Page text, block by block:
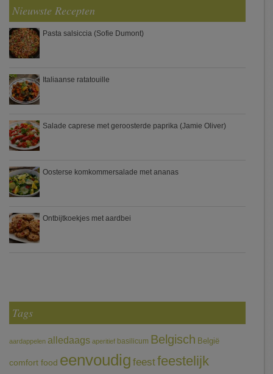
Nieuwste Recepten
Pasta salsiccia (Sofie Dumont)
Italiaanse ratatouille
Salade caprese met geroosterde paprika (Jamie Oliver)
Oosterse komkommersalade met ananas
Ontbijtkoekjes met aardbei
Tags
aardappelen alledaags aperitief basilicum Belgisch België
comfort food eenvoudig feestfeestelijk